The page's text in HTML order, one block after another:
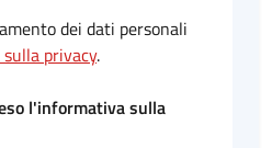
dei dati personali
privacy.
l'informativa sulla